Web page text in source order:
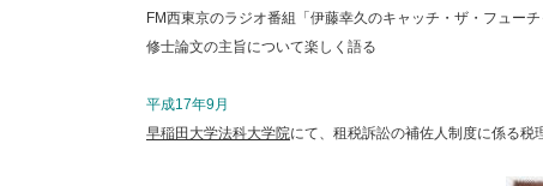
FM西東京のラジオ番組「伊藤幸久のキャッチ・ザ・フュー
修士論文の主旨について楽しく語る
平成17年9月
早稲田大学法科大学院にて、租税訴訟の補佐人制度に係る